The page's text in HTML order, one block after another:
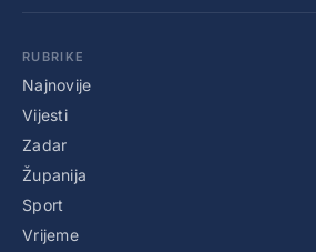
RUBRIKE
Najnovije
Vijesti
Zadar
Županija
Sport
Vrijeme